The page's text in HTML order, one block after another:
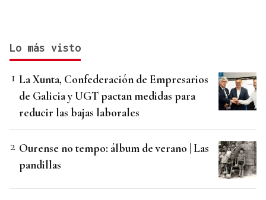
Lo más visto
La Xunta, Confederación de Empresarios
de Galicia y UGT pactan medidas para
reducir las bajas laborales
Ourense no tempo: álbum de verano | Las
pandillas